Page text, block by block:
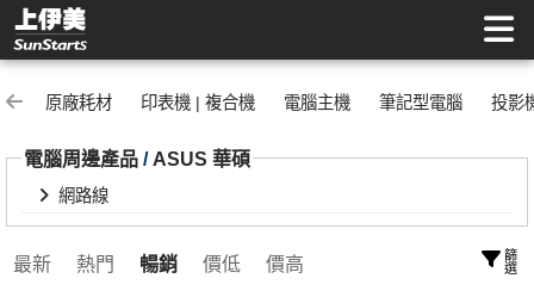
網路線 | 上伊美辦公用品網
原廠耗材 印表機 | 複合機 電腦主機 筆記型電腦 投影
電腦周邊產品 / ASUS 華碩
網路線
最新 熱門 暢銷 價低 價高 篩選